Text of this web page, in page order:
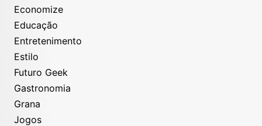
Economize
Educação
Entretenimento
Estilo
Futuro Geek
Gastronomia
Grana
Jogos